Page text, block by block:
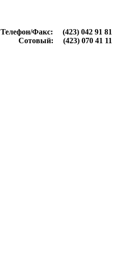
Телефон/Факс: (423) 042 91 81
Сотовый: (423) 070 41 11